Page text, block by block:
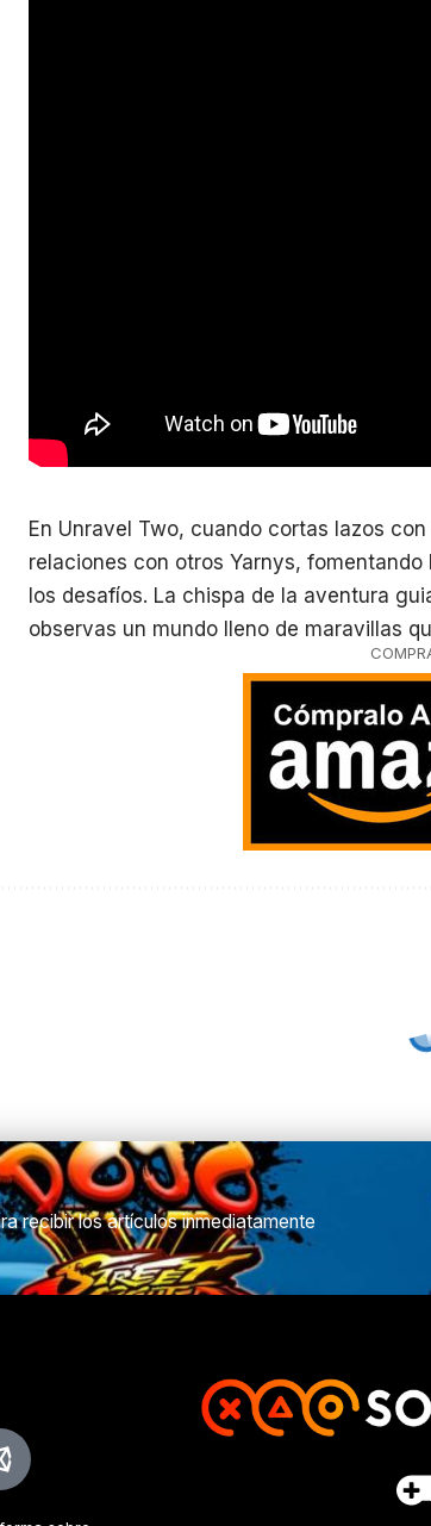
En Unravel Two, cuando cortas lazos
relaciones con otros Yarnys,
los desafíos. La chispa de la aventura
observas un mundo lleno de maravillas
recibir los artículos inmediatamente